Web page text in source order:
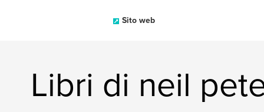
Sito web
Libri di neil